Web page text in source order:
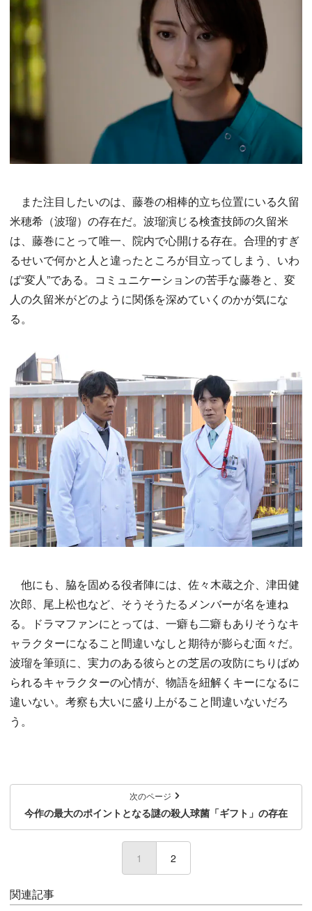
また注目したいのは、藤巻の相棒的立ち位置にいる久留
米穂希（波瑠）の存在だ。波瑠演じる検査技師の久留米
は、藤巻にとって唯一、院内で心開ける存在。合理的すぎ
るせいで何かと人と違ったところが目立ってしまう、いわ
ば“変人”である。コミュニケーションの苦手な藤巻と、変
人の久留米がどのように関係を深めていくのかが気にな
る。
他にも、脇を固める役者陣には、佐々木蔵之介、津田健
次郎、尾上松也など、そうそうたるメンバーが名を連ね
る。ドラマファンにとっては、一癖も二癖もありそうなキ
ャラクターになること間違いなしと期待が膨らむ面々だ。
波瑠を筆頭に、実力のある彼らとの芝居の攻防にちりばめ
られるキャラクターの心情が、物語を紐解くキーになるに
違いない。考察も大いに盛り上がること間違いないだろ
う。
次のページ
今作の最大のポイントとなる謎の殺人球菌「ギフト」の存在
1 (current)
2
関連記事